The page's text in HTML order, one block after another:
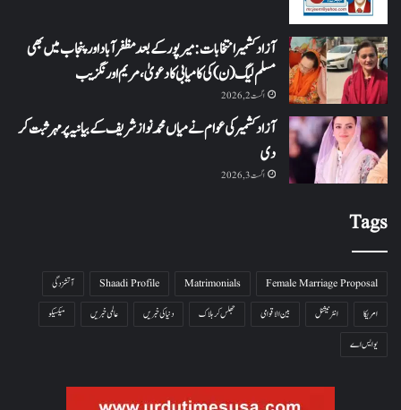
آزاد کشمیر انتخابات: میرپور کے بعد مظفرآباد اور پنجاب میں بھی
مسلم لیگ (ن) کی کامیابی کا دعویٰ، مریم اورنگزیب
اگست 2, 2026
آزاد کشمیر کی عوام نے میاں محمد نواز شریف کے بیانیہ پر مہر ثبت کر
دی
اگست 3, 2026
Tags
Female Marriage Proposal
Matrimonials
Shaadi Profile
آتشزدگی
امریکا
انٹرنیشنل بین الاقوامی جھلس کر ہلاک دنیا کی خبریں عالمی خبریں
میکسیکو
یو ایس اے